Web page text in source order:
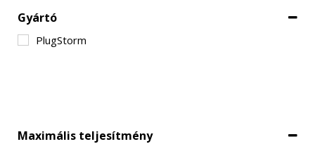
Gyártó
PlugStorm
Maximális teljesítmény